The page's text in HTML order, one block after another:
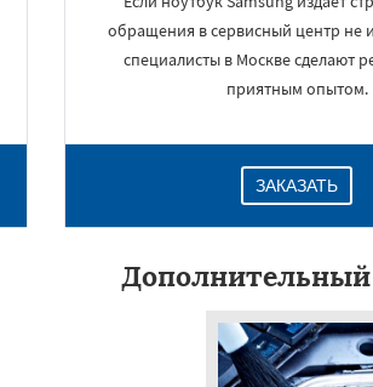
обращения в сервисный центр не
специалисты в Москве сделают
приятным опытом.
ЗАКАЗАТЬ
Дополнительный